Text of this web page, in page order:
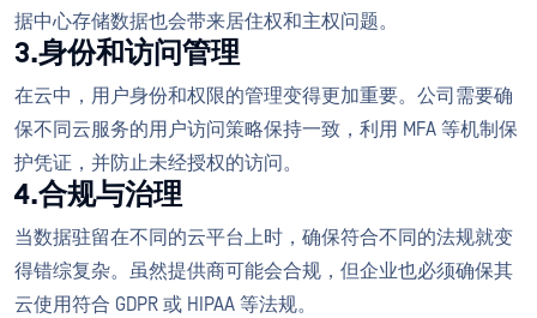
据中心存储数据也会带来居住权和主权问题。
3.身份和访问管理
在云中，用户身份和权限的管理变得更加重要。公司需要确
保不同云服务的用户访问策略保持一致，利用 MFA 等机制保
护凭证，并防止未经授权的访问。
4.合规与治理
当数据驻留在不同的云平台上时，确保符合不同的法规就变
得错综复杂。虽然提供商可能会合规，但企业也必须确保其
云使用符合 GDPR 或 HIPAA 等法规。